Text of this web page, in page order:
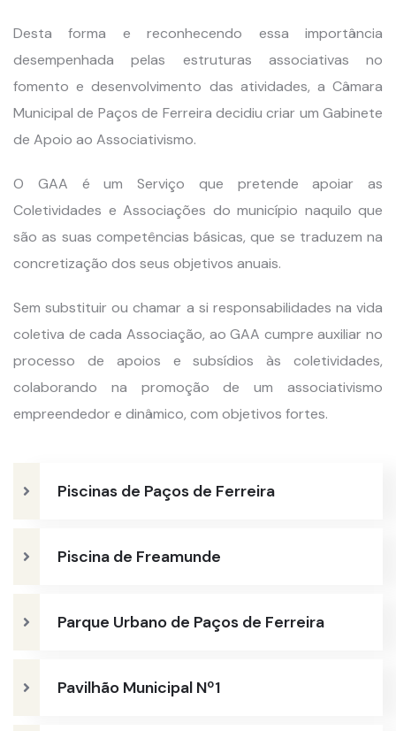
Piscinas de Paços de Ferreira
Piscina de Freamunde
Parque Urbano de Paços de Ferreira
Pavilhão Municipal Nº1
Desta forma e reconhecendo essa importância
desempenhada pelas estruturas associativas no
fomento e desenvolvimento das atividades, a Câmara
Municipal de Paços de Ferreira decidiu criar um Gabinete
de Apoio ao Associativismo.
O GAA é um Serviço que pretende apoiar as
Coletividades e Associações do município naquilo que
são as suas competências básicas, que se traduzem na
concretização dos seus objetivos anuais.
Sem substituir ou chamar a si responsabilidades na vida
coletiva de cada Associação, ao GAA cumpre auxiliar no
processo de apoios e subsídios às coletividades,
colaborando na promoção de um associativismo
empreendedor e dinâmico, com objetivos fortes.